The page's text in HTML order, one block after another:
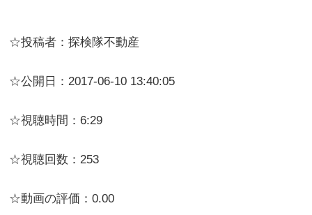
☆投稿者：探検隊不動産
☆公開日：2017-06-10 13:40:05
☆視聴時間：6:29
☆視聴回数：253
☆動画の評価：0.00